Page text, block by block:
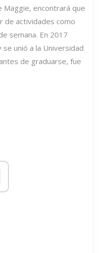
Maggie, encontrará que
de actividades como
semana. En 2017
unió a la Universidad
de graduarse, fue